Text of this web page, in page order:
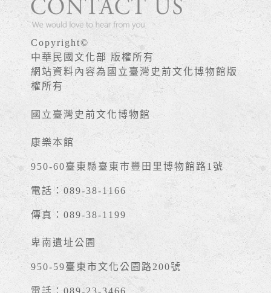
Copyright©
中華民國文化部 版權所有
網站資料內容為國立臺灣史前文化博物館版
權所有
國立臺灣史前文化博物館
康樂本館
950-60臺東縣臺東市豐田里博物館路1號
電話：089-38-1166
傳真：089-38-1199
卑南遺址公園
950-59臺東市文化公園路200號